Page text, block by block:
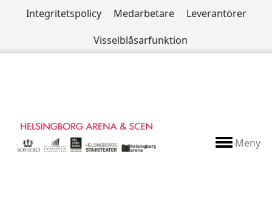
Integritetspolicy Medarbetare
Leverantörer
Visselblåsarfunktion
Meny